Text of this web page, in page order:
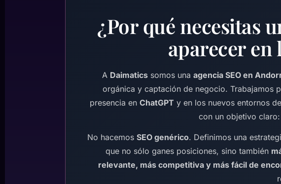
¿Por qué necesitas
aparecer en
A Daimaticssomos una agencia SEO en
orgánica y captación de negocio. Trabajamos
presencia en ChatGPT y en los nuevos entornos
con un objetivo claro:
No hacemos SEO genérico. Definimos una
que no sólo ganes posiciones, sino también
relevante, más competitiva y más fácil de